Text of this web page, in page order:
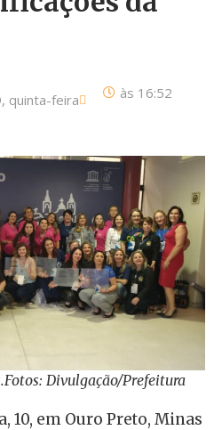
quinta-feira às 16:52
Divulgação/Prefeitura
10, em Ouro Preto, Minas